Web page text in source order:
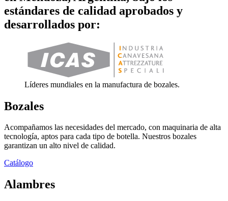
estándares de calidad aprobados y
desarrollados por:
Líderes mundiales en la manufactura de bozales.
Bozales
Acompañamos las necesidades del mercado, con maquinaria de alta
tecnología, aptos para cada tipo de botella. Nuestros bozales
garantizan un alto nivel de calidad.
Catálogo
Alambres